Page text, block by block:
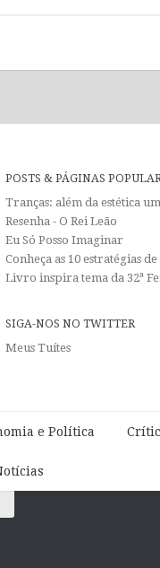
POSTS & PÁGINAS
Tranças: além da estética
Resenha - O Rei Leão
Eu Só Posso Imaginar
Conheça as 10 estratégias
Livro inspira tema da 32ª
SIGA-NOS NO TWITTER
Meus Tuítes
e Política